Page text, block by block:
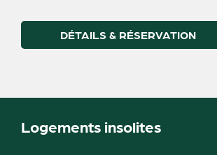
DÉTAILS & RÉSERVATION
Logements insolites